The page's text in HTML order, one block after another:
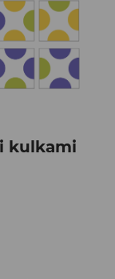
kulkami